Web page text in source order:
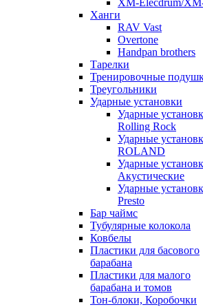
Ханги
RAV Vast
Overtone
Handpan brothers
Тарелки
Тренировочные
Треугольники
Ударные установки
Ударные
Rolling Rock
Ударные
ROLAND
Ударные
Акустические
Ударные
Presto
Бар чаймс
Тубулярные колокола
Ковбелы
Пластики для басового
барабана
Пластики для малого
барабана и томов
Тон-блоки, Коробочки